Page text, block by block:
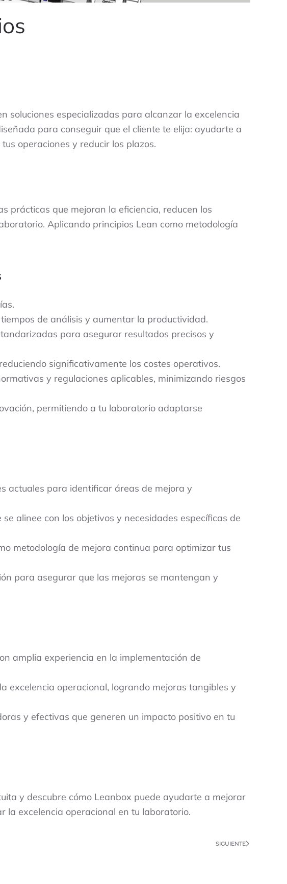
soluciones especializadas para alcanzar la excelencia
para conseguir que el cliente te elija: ayudarte a
operaciones y reducir los plazos.
prácticas que mejoran la eficiencia, reducen los
Aplicando principios Lean como metodología
de análisis y aumentar la productividad.
para asegurar resultados precisos y
significativamente los costes operativos.
y regulaciones aplicables, minimizando riesgos
permitiendo a tu laboratorio adaptarse
actuales para identificar áreas de mejora y
alinee con los objetivos y necesidades específicas de
metodología de mejora continua para optimizar tus
para asegurar que las mejoras se mantengan y
amplia experiencia en la implementación de
excelencia operacional, logrando mejoras tangibles y
y efectivas que generen un impacto positivo en tu
y descubre cómo Leanbox puede ayudarte a mejorar
la excelencia operacional en tu laboratorio.
SIGUIENTE